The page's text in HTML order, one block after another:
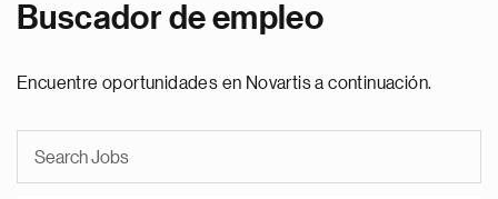
Buscador de empleo
Encuentre oportunidades en Novartis a continuación.